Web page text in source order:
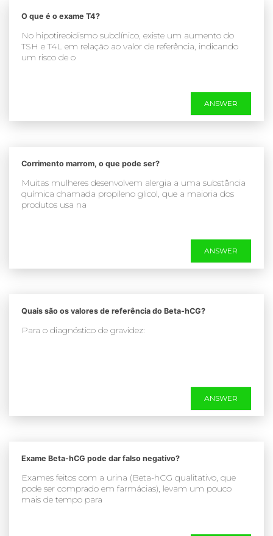
O que é o exame T4?
No hipotireoidismo subclínico, existe um aumento do
TSH e T4L em relação ao valor de referência, indicando
um risco de o
ANSWER
Corrimento marrom, o que pode ser?
Muitas mulheres desenvolvem alergia a uma substância
química chamada propileno glicol, que a maioria dos
produtos usa na
ANSWER
Quais são os valores de referência do Beta-hCG?
Para o diagnóstico de gravidez:
ANSWER
Exame Beta-hCG pode dar falso negativo?
Exames feitos com a urina (Beta-hCG qualitativo, que
pode ser comprado em farmácias), levam um pouco
mais de tempo para